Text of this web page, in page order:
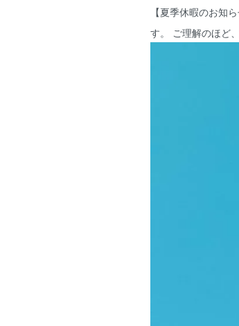
【夏季休暇のお知ら
す。 ご理解のほど